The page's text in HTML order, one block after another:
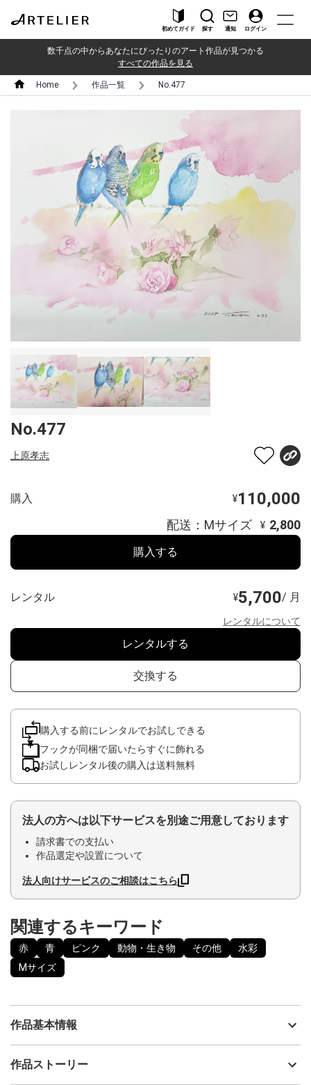
初めてガイド 探す 通知 ログイン
数千点の中からあなたにぴったりのアート作品が見つかる
すべての作品を見る
Home 作品一覧 No.477
No.477
上原孝志
購入 ¥110,000
配送：Mサイズ ¥ 2,800
購入する
レンタル ¥5,700/ 月
レンタルについて
レンタルする
交換する
購入する前にレンタルでお試しできる
フックが同梱で届いたらすぐに飾れる
お試しレンタル後の購入は送料無料
法人の方へは以下サービスを別途ご用意しております
請求書での支払い
作品選定や設置について
法人向けサービスのご相談はこちら
関連するキーワード
赤 青 ピンク 動物・生き物 その他
水彩
Mサイズ
作品基本情報
出品者
作品ストーリー